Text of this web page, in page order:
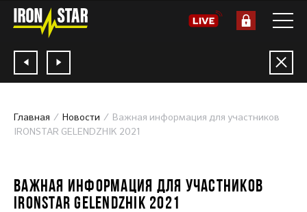
Главная Новости
Важная информация для участников
IRONSTAR GELENDZHIK 2021
ВАЖНАЯ ИНФОРМАЦИЯ ДЛЯ УЧАСТНИКОВ
IRONSTAR GELENDZHIK 2021